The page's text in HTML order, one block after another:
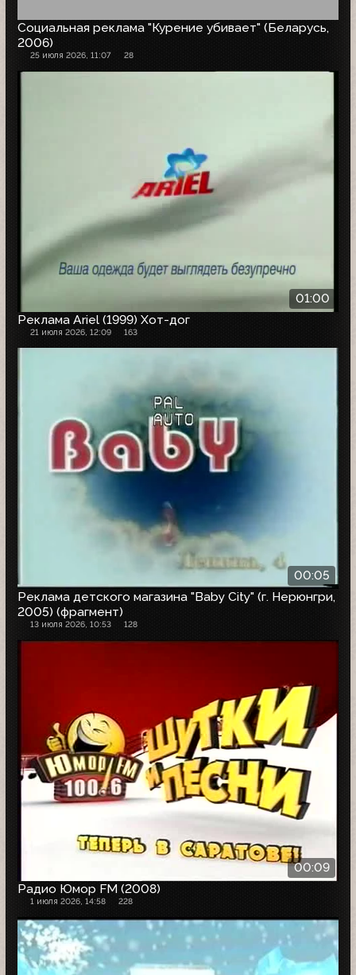
Социальная реклама "Курение убивает" (Беларусь,
2006)
25 июля 2026, 11:07 28
01:00
Реклама Ariel (1999) Хот-дог
21 июля 2026, 12:09 163
00:05
Реклама детского магазина "Baby City" (г. Нерюнгри,
2005) (фрагмент)
13 июля 2026, 10:53 128
00:09
Радио Юмор FM (2008)
1 июля 2026, 14:58 228